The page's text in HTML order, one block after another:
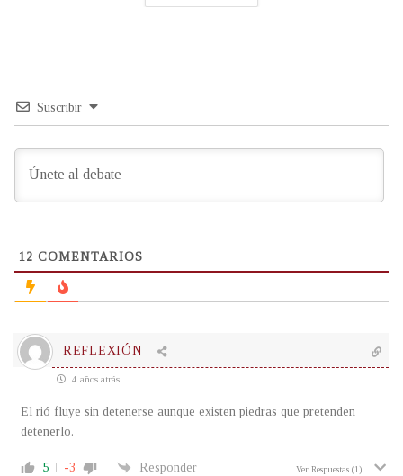
Suscribir
12 COMENTARIOS
REFLEXIÓN
4 años atrás
El rió fluye sin detenerse aunque existen piedras que pretenden
detenerlo.
5 -3 Responder Ver Respuestas (1)